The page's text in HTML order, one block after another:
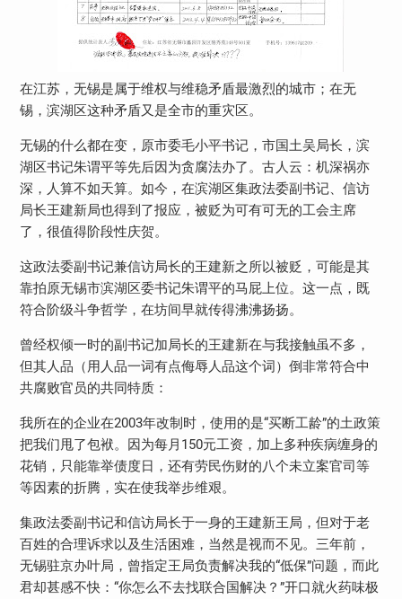
在江苏，无锡是属于维权与维稳矛盾最激烈的城市；在无
锡，滨湖区这种矛盾又是全市的重灾区。
无锡的什么都在变，原市委毛小平书记，市国土吴局长，滨
湖区书记朱谓平等先后因为贪腐法办了。古人云：机深祸亦
深，人算不如天算。如今，在滨湖区集政法委副书记、信访
局长王建新局也得到了报应，被贬为可有可无的工会主席
了，很值得阶段性庆贺。
这政法委副书记兼信访局长的王建新之所以被贬，可能是其
靠拍原无锡市滨湖区委书记朱谓平的马屁上位。这一点，既
符合阶级斗争哲学，在坊间早就传得沸沸扬扬。
曾经权倾一时的副书记加局长的王建新在与我接触虽不多，
但其人品（用人品一词有点侮辱人品这个词）倒非常符合中
共腐败官员的共同特质：
我所在的企业在2003年改制时，使用的是“买断工龄”的土政策
把我们甩了包袱。因为每月150元工资，加上多种疾病缠身的
花销，只能靠举债度日，还有劳民伤财的八个未立案官司等
等因素的折腾，实在使我举步维艰。
集政法委副书记和信访局长于一身的王建新王局，但对于老
百姓的合理诉求以及生活困难，当然是视而不见。三年前，
无锡驻京办叶局，曾指定王局负责解决我的“低保”问题，而此
君却甚感不快：“你怎么不去找联合国解决？”开口就火药味极